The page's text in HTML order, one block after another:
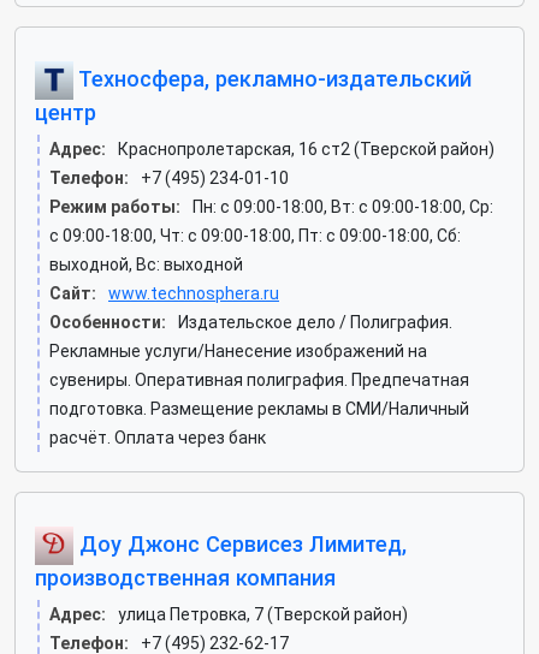
Техносфера, рекламно-издательский
центр
Адрес:
Краснопролетарская, 16 ст2 (Тверской район)
Телефон:
+7 (495) 234-01-10
Режим работы:
Пн: c 09:00-18:00, Вт: c 09:00-18:00, Ср:
c 09:00-18:00, Чт: c 09:00-18:00, Пт: c 09:00-18:00, Сб:
выходной, Вс: выходной
Сайт:
www.technosphera.ru
Особенности:
Издательское дело / Полиграфия.
Рекламные услуги/Нанесение изображений на
сувениры. Оперативная полиграфия. Предпечатная
подготовка. Размещение рекламы в СМИ/Наличный
расчёт. Оплата через банк
Доу Джонс Сервисез Лимитед,
производственная компания
Адрес:
улица Петровка, 7 (Тверской район)
Телефон:
+7 (495) 232-62-17